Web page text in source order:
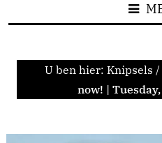
U ben hier: Knipsels /
now! |